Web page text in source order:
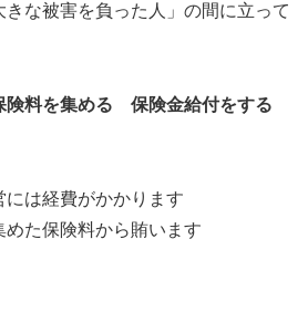
きな被害を負った人」の間に立って
険料を集める
保険金給付をする
は経費がかかります
た保険料から賄います